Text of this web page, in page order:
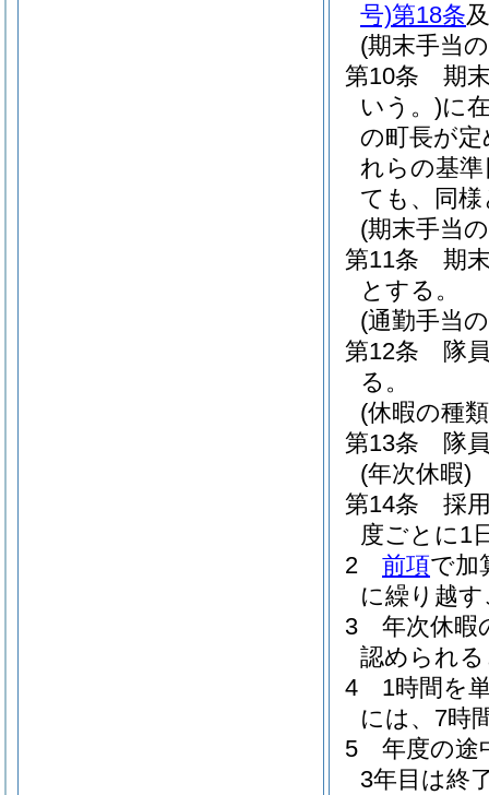
号)第18条
(期末手当
第10条
期
いう。)に
の町長が
れらの基
ても、同
(期末手当
第11条
期
とする。
(通勤手当
第12条
隊
る。
(休暇の種
第13条
隊
(年次休暇)
第14条
採
度ごとに1
2
前項で加
に繰り越
3
年次休暇
認められ
4
1時間を
には、7時
5
年度の途
3年目は終